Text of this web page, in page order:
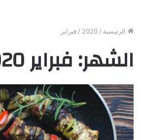
الرئيسية /
2020
/ فبراير
الشهر:فبراير 2020